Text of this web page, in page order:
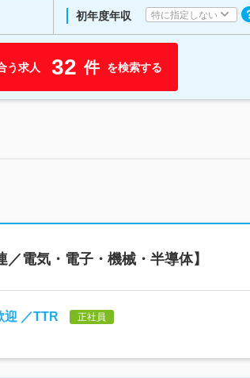
初年度年収 特に指定しない
う求人 32 件 を検索する
電気・電子・機械・半導体】
迎 ／TTR 正社員